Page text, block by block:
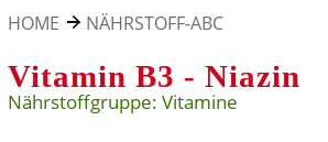
HOME
NÄHRSTOFF-ABC
Vitamin B3 - Niazin
Nährstoffgruppe: Vitamine